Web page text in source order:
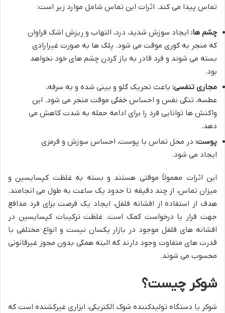
تماس پیدا می کند. اثرات این تماس شامل موارد زیر است:
چشم ها: ایجاد سوزش شدید، درد، التهاب و ریزش اشک فراوان
که منجر به کوری موقت می شود. پلک ها به صورت غیرارادی
بسته می شوند و فرد قادر به باز کردن چشم های خود نخواهد
بود.
مجاری تنفسی: باعث تحریک گلو و بینی شده و به سرفه،
عطسه، تنگی نفس و احساس خفگی موقت منجر می شود. این
واکنش ها توانایی فرد را برای ادامه حمله به شدت کاهش می
دهد.
پوست: در محل تماس با پوست، احساس سوزش و قرمزی
ایجاد می شود.
این اثرات معمولاً موقتی هستند و بسته به غلظت کپسایسین و
میزان تماس، از چند دقیقه تا حدود یک ساعت به طول می انجامند.
هدف از استفاده از افشانه فلفل، ایجاد یک فرصت برای فرد مدافع
جهت فرار یا درخواست کمک است. غلظت ترکیبات کپسایسین در
افشانه های فلفل موجود در بازار یکسان نیست و انواع مختلفی با
قدرت های متفاوت وجود دارند که البته همگی بدون مجوز غیرقانونی
محسوب می شوند.
شوکر چیست؟
شوکر یا دستگاه تولیدکننده شوک الکتریکی، ابزاری غیرکشنده است که